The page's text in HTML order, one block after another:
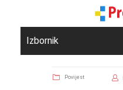
Izbornik
Povijest